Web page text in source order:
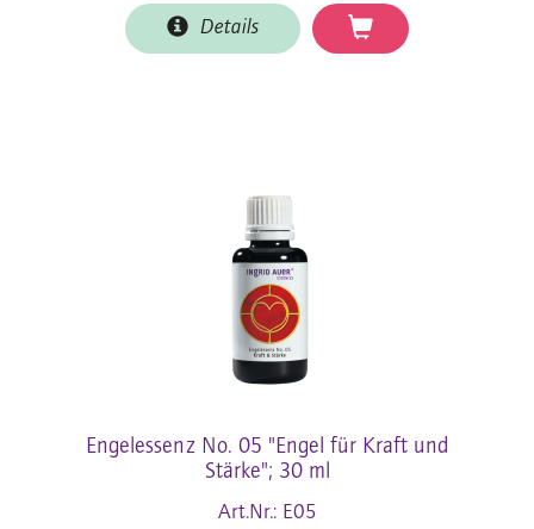
Details
Engelessenz No. 05 "Engel für Kraft und
Stärke"; 30 ml
Art.Nr.: E05